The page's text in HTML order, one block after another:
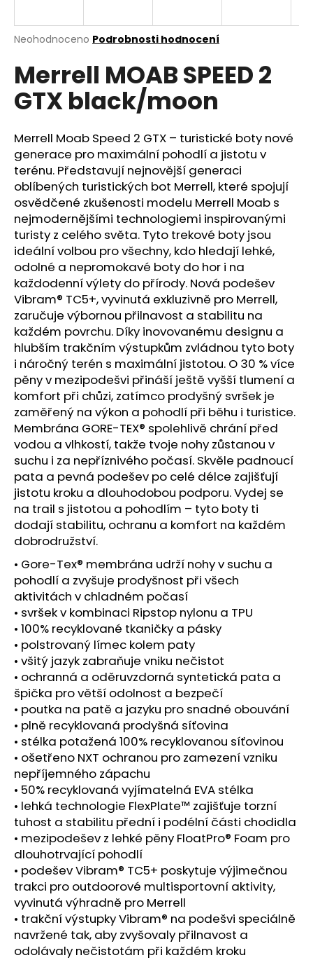
Průměrné
produktu
je
0,0
z
hvězdiček.
Neohodnoceno Podrobnosti hodnocení
Merrell MOAB SPEED 2
GTX black/moon
Merrell Moab Speed 2 GTX – turistické boty nové
generace pro maximální pohodlí a jistotu v
terénu. Představují nejnovější generaci
oblíbených turistických bot Merrell, které spojují
osvědčené zkušenosti modelu Merrell Moab s
nejmodernějšími technologiemi inspirovanými
turisty z celého světa. Tyto trekové boty jsou
ideální volbou pro všechny, kdo hledají lehké,
odolné a nepromokavé boty do hor i na
každodenní výlety do přírody. Nová podešev
Vibram® TC5+, vyvinutá exkluzivně pro Merrell,
zaručuje výbornou přilnavost a stabilitu na
každém povrchu. Díky inovovanému designu a
hlubším trakčním výstupkům zvládnou tyto boty
i náročný terén s maximální jistotou. O 30 % více
pěny v mezipodešvi přináší ještě vyšší tlumení a
komfort při chůzi, zatímco prodyšný svršek je
zaměřený na výkon a pohodlí při běhu i turistice.
Membrána GORE-TEX® spolehlivě chrání před
vodou a vlhkostí, takže tvoje nohy zůstanou v
suchu i za nepříznivého počasí. Skvěle padnoucí
pata a pevná podešev po celé délce zajišťují
jistotu kroku a dlouhodobou podporu. Vydej se
na trail s jistotou a pohodlím – tyto boty ti
dodají stabilitu, ochranu a komfort na každém
dobrodružství.
• Gore-Tex® membrána udrží nohy v suchu a
pohodlí a zvyšuje prodyšnost při všech
aktivitách v chladném počasí
• svršek v kombinaci Ripstop nylonu a TPU
• 100% recyklované tkaničky a pásky
• polstrovaný límec kolem paty
• všitý jazyk zabraňuje vniku nečistot
• ochranná a oděruvzdorná syntetická pata a
špička pro větší odolnost a bezpečí
• poutka na patě a jazyku pro snadné obouvání
• plně recyklovaná prodyšná síťovina
• stélka potažená 100% recyklovanou síťovinou
• ošetřeno NXT ochranou pro zamezení vzniku
nepříjemného zápachu
• 50% recyklovaná vyjímatelná EVA stélka
• lehká technologie FlexPlate™ zajišťuje torzní
tuhost a stabilitu přední i podélní části chodidla
• mezipodešev z lehké pěny FloatPro® Foam pro
dlouhotrvající pohodlí
• podešev Vibram® TC5+ poskytuje výjimečnou
trakci pro outdoorové multisportovní aktivity,
vyvinutá výhradně pro Merrell
• trakční výstupky Vibram® na podešvi speciálně
navržené tak, aby zvyšovaly přilnavost a
odolávaly nečistotám při každém kroku
j
t
?
HLEDAT
D
o
p
o
r
u
č
u
j
e
m
e
TRIKO
CRAFT
ACTIVE
EXTREME
X
S
-
BÍLÁ
1
192
Kč